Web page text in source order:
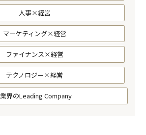
人事×経営
マーケティング×経営
ファイナンス×経営
テクノロジー×経営
業界のLeading Company